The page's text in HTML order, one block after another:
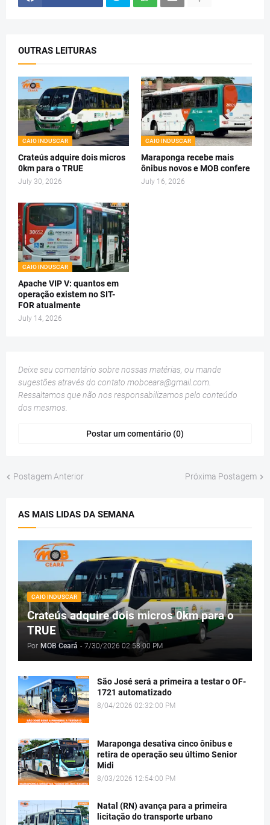
OUTRAS LEITURAS
CAIO INDUSCAR
Crateús adquire dois micros
0km para o TRUE
July 30, 2026
CAIO INDUSCAR
Maraponga recebe mais
ônibus novos e MOB confere
July 16, 2026
CAIO INDUSCAR
Apache VIP V: quantos em
operação existem no SIT-
FOR atualmente
July 14, 2026
Deixe seu comentário sobre nossas matérias, ou mande
sugestões através do contato mobceara@gmail.com
Ressaltamos que não nos responsabilizamos pelo conteúdo
dos mesmos.
Postar um comentário (0)
Postagem Anterior Próxima Postagem
AS MAIS LIDAS DA SEMANA
CAIO INDUSCAR
Crateús adquire dois micros 0km para o
TRUE
Por MOB Ceará - 7/30/2026 02:58:00 PM
São José será a primeira a testar o OF-
1721 automatizado
8/04/2026 02:32:00 PM
Maraponga desativa cinco ônibus e
retira de operação seu último Senior
Midi
8/03/2026 12:54:00 PM
Natal (RN) avança para a primeira
licitação do transporte urbano